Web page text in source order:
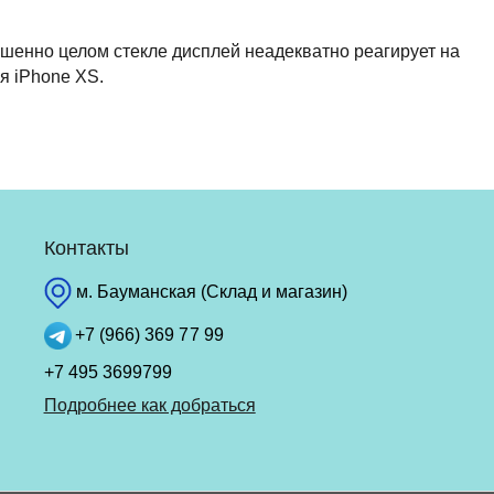
целом стекле дисплей неадекватно реагирует на
iPhone XS.
Контакты
м. Бауманская (Склад и магазин)
+7 (966) 369 77 99
+7 495 3699799
Подробнее как добраться